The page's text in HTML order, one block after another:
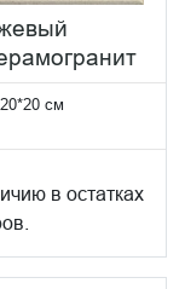
20*20 см
в остатках